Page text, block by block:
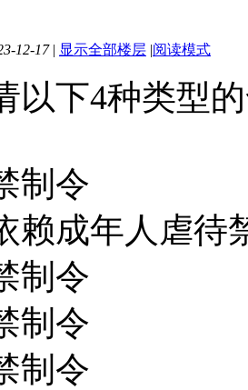
12-17 | 显示全部楼层 |阅读模式
以下4种类型
制令
赖成年人虐待
制令
制令
制令